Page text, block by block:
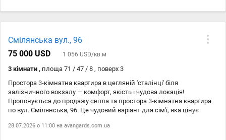
Смілянська вул., 96
75 000 USD
1 056 USD/кв.м
3 кімнати , площа 71 / 47 / 8 , поверх 3
Простора 3-кімнатна квартира в цегляній 'сталінці' біля
залізничного вокзалу — комфорт, якість і чудова локація!
Пропонується до продажу світла та простора 3-кімнатна квартира
по вул. Смілянська, 96. Це чудовий варіант для сім'ї, яка цінує
Переваги квартири: - цегляний будинок ('сталінка') з товстими
28.07.2026 о 11:00 на avangards.com.ua